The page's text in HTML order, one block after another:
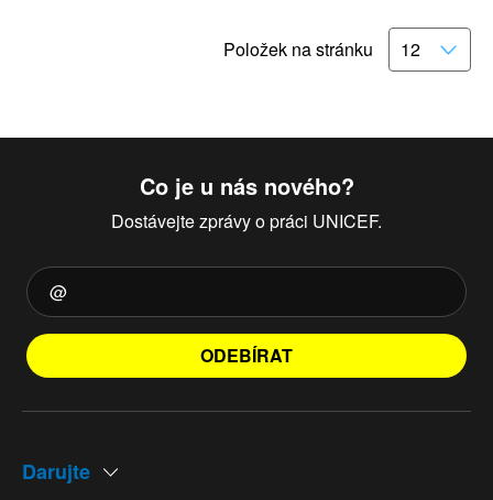
Položek na stránku
Co je u nás nového?
Dostávejte zprávy o práci UNICEF.
ODEBÍRAT
Darujte